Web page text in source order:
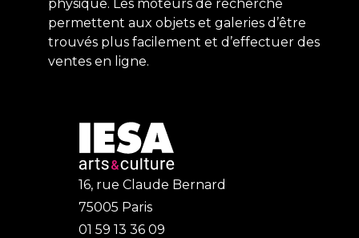
physique. Les moteurs de recherche
permettent aux objets et galeries d’être
trouvés plus facilement et d’effectuer des
ventes en ligne.
16, rue Claude Bernard
75005 Paris
01 59 13 36 09